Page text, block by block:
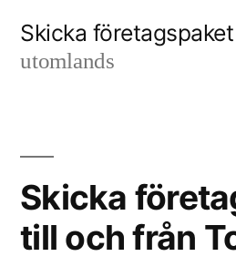
Skicka företagspaket
utomlands
Skicka
till och från